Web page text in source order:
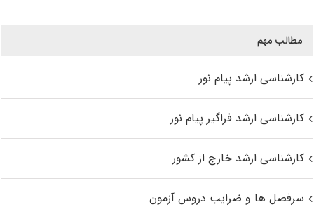
مطالب مهم
کارشناسی ارشد پیام نور
کارشناسی ارشد فراگیر پیام نور
کارشناسی ارشد خارج از کشور
سرفصل ها و ضرایب دروس آزمون